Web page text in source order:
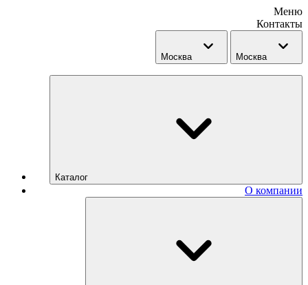
Меню
Контакты
Москва Москва
Каталог
О компании